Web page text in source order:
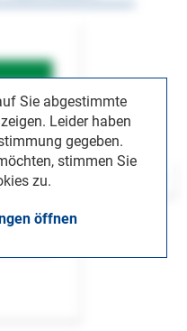
Sie abgestimmte
Leider haben
gegeben.
stimmen Sie
zu.
öffnen